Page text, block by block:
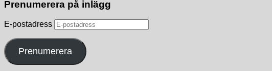
Prenumerera på inlägg
E-postadress
Prenumerera